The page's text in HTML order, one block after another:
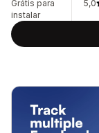
Grátis para
instalar
5,0